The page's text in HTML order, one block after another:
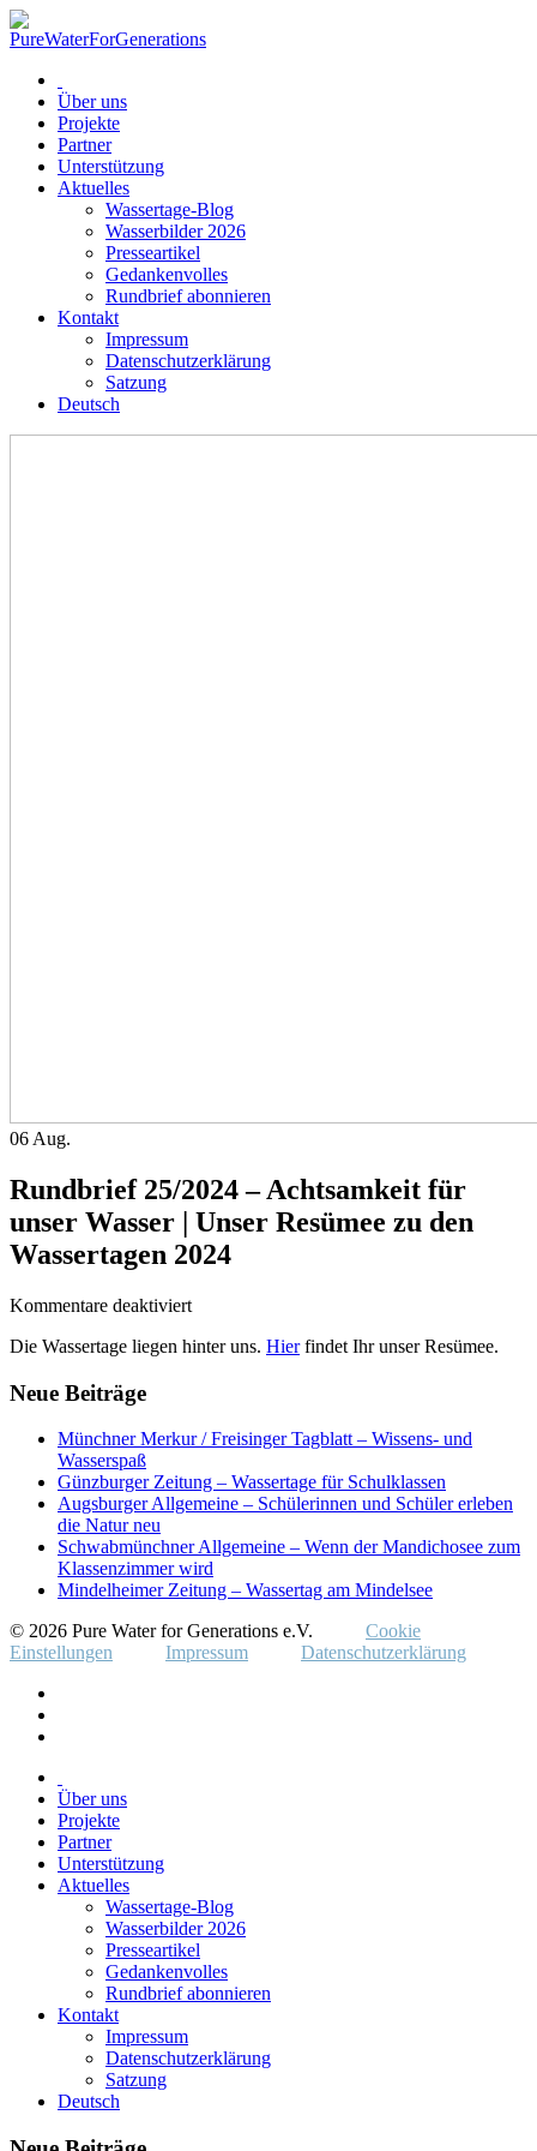
Über uns
Projekte
Partner
Unterstützung
Aktuelles
Wassertage-Blog
Wasserbilder 2026
Presseartikel
Gedankenvolles
Rundbrief abonnieren
Kontakt
Impressum
Datenschutzerklärung
Satzung
Deutsch
06 Aug.
Rundbrief 25/2024 – Achtsamkeit für
unser Wasser | Unser Resümee zu den
Wassertagen 2024
Kommentare deaktiviertfür
25/2024
unser
|
Unser
zu
den
Wassertagen
2024
Die Wassertage liegen hinter uns. Hierfindet Ihr unser Resümee.
Neue Beiträge
Münchner Merkur / Freisinger Tagblatt – Wissens- und
Wasserspaß
Günzburger Zeitung – Wassertage für Schulklassen
Augsburger Allgemeine – Schülerinnen und Schüler erleben
die Natur neu
Schwabmünchner Allgemeine – Wenn der Mandichosee zum
Klassenzimmer wird
Mindelheimer Zeitung – Wassertag am Mindelsee
© 2026 Pure Water for Generations e.V.
Cookie
Einstellungen
Impressum Datenschutzerklärung
Über uns
Projekte
Partner
Unterstützung
Aktuelles
Wassertage-Blog
Wasserbilder 2026
Presseartikel
Gedankenvolles
Rundbrief abonnieren
Kontakt
Impressum
Datenschutzerklärung
Satzung
Deutsch